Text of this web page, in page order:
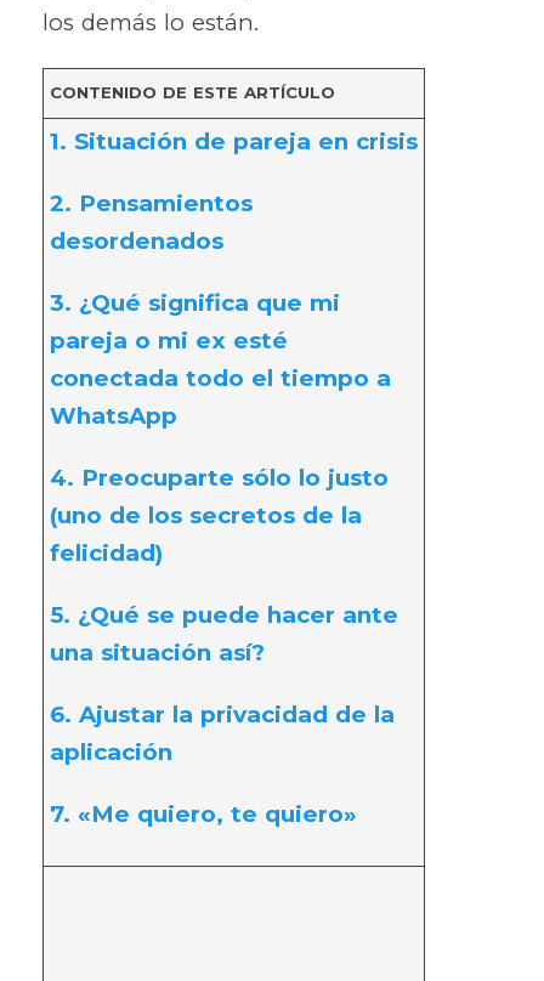
los demás lo están.
CONTENIDO DE ESTE ARTÍCULO
1. Situación de pareja en crisis
2. Pensamientos
desordenados
3. ¿Qué significa que mi
pareja o mi ex esté
conectada todo el tiempo a
WhatsApp
4. Preocuparte sólo lo justo
(uno de los secretos de la
felicidad)
5. ¿Qué se puede hacer ante
una situación así?
6. Ajustar la privacidad de la
aplicación
7. «Me quiero, te quiero»